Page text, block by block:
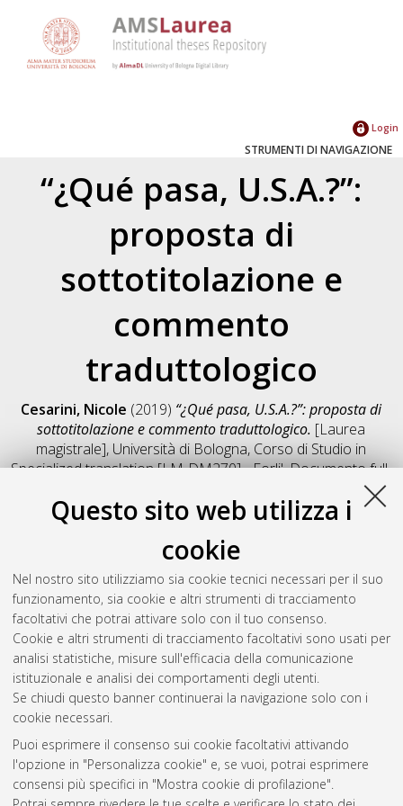
Questo sito web utilizza i
cookie
Nel nostro sito utilizziamo sia cookie tecnici necessari per il suo
funzionamento, sia cookie e altri strumenti di tracciamento
facoltativi che potrai attivare solo con il tuo consenso.
Cookie e altri strumenti di tracciamento facoltativi sono usati per
analisi statistiche, misure sull'efficacia della comunicazione
istituzionale e analisi dei comportamenti degli utenti.
Se chiudi questo banner continuerai la navigazione solo con i
cookie necessari.
Puoi esprimere il consenso sui cookie facoltativi attivando
l'opzione in "Personalizza cookie" e, se vuoi, potrai esprimere
consensi più specifici in "Mostra cookie di profilazione".
Login
STRUMENTI DI NAVIGAZIONE
“¿Qué pasa, U.S.A.?”:
proposta di
sottotitolazione e
commento
traduttologico
Cesarini, Nicole (2019) “¿Qué pasa, U.S.A.?”: proposta di
sottotitolazione e commento traduttologico. [Laurea
magistrale], Università di Bologna, Corso di Studio in
Specialized translation [LM-DM270] - Forli', Documento full-
Salva citazione
Condividi
Il full-text non è disponibile per scelta dell'autore. (
Abstract
Altri metadati
Gestione del documento:
Atom
Rss 1.0